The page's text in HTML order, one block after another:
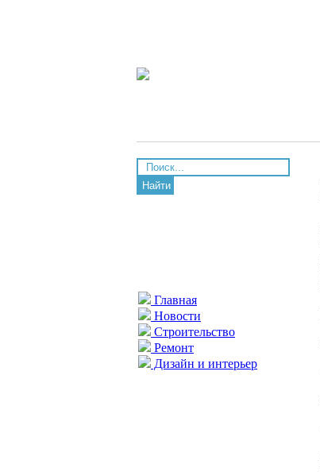
Найти
Главная
Новости
Строительство
Ремонт
Дизайн и интерьер